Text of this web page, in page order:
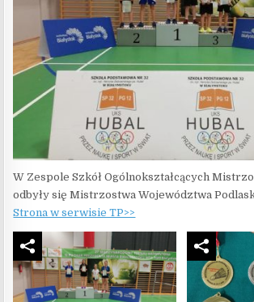
W Zespole Szkół Ogólnokształcących
odbyły się Mistrzostwa Województwa
Strona w serwisie TP>>